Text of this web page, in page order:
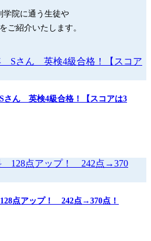
学院に通う生徒や
ご紹介いたします。
ん 英検4級合格！【スコアは3
点アップ！ 242点→370点！